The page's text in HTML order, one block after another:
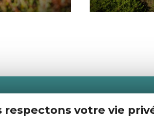
respectons votre vie
des Côtes